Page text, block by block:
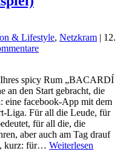
& Lifestyle, Netzkram | 12.
spicy Rum „BACARDÍ
an den Start gebracht, die
eine facebook-App mit dem
Liga. Für all die Leude, für
für all die, die
aber auch am Tag drauf
kurz: für… Weiterlesen